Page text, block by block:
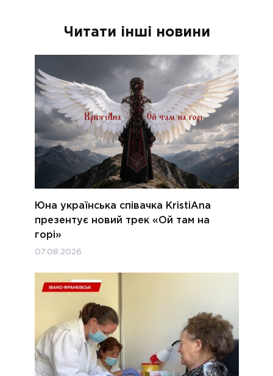
Читати інші новини
Юна українська співачка KristiAna
презентує новий трек «Ой там на
горі»
07.08.2026